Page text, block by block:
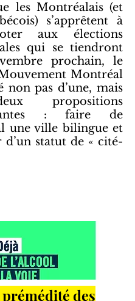
les Montréalais (et
s’apprêtent à
aux élections
qui se tiendront
prochain, le
Montréal
non pas d’une, mais
propositions
: faire de
une ville bilingue et
statut de « cité-
des